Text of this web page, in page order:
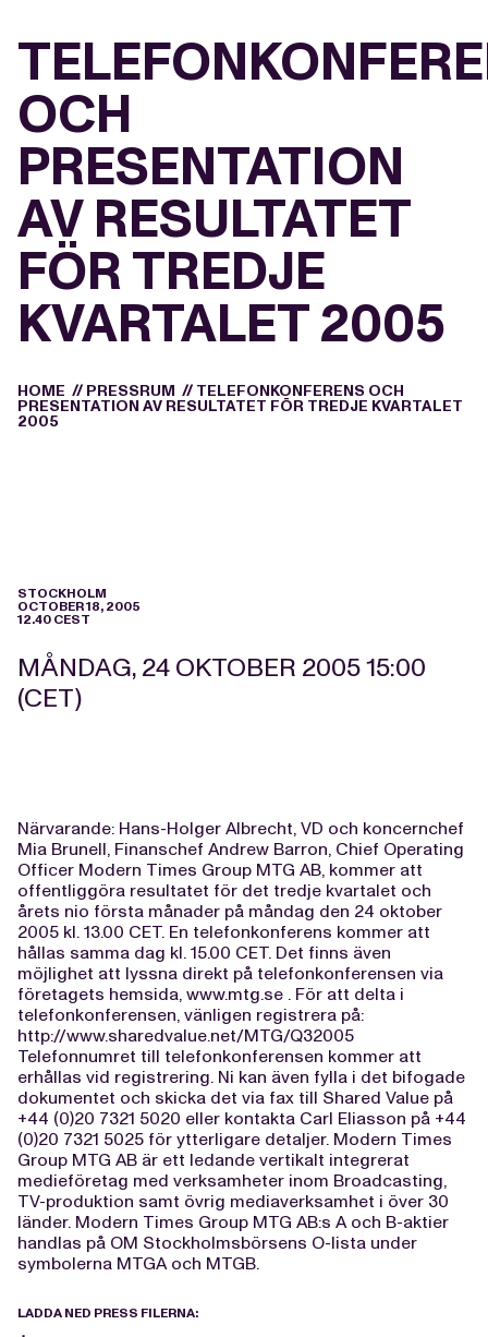
OCH
PRESENTATION
AV RESULTATET
FÖR TREDJE
KVARTALET 2005
HOME // PRESSRUM // TELEFONKONFERENS OCH
PRESENTATION AV RESULTATET FÖR TREDJE KVARTALET
2005
STOCKHOLM
OCTOBER 18, 2005
12.40 CEST
MÅNDAG, 24 OKTOBER 2005 15:00
(CET)
Närvarande: Hans-Holger Albrecht, VD och koncernchef
Mia Brunell, Finanschef Andrew Barron, Chief Operating
Officer Modern Times Group MTG AB, kommer att
offentliggöra resultatet för det tredje kvartalet och
årets nio första månader på måndag den 24 oktober
2005 kl. 13.00 CET. En telefonkonferens kommer att
hållas samma dag kl. 15.00 CET. Det finns även
möjlighet att lyssna direkt på telefonkonferensen via
företagets hemsida, www.mtg.se . För att delta i
telefonkonferensen, vänligen registrera på:
http://www.sharedvalue.net/MTG/Q32005
Telefonnumret till telefonkonferensen kommer att
erhållas vid registrering. Ni kan även fylla i det bifogade
dokumentet och skicka det via fax till Shared Value på
+44 (0)20 7321 5020 eller kontakta Carl Eliasson på +44
(0)20 7321 5025 för ytterligare detaljer. Modern Times
Group MTG AB är ett ledande vertikalt integrerat
medieföretag med verksamheter inom Broadcasting,
TV-produktion samt övrig mediaverksamhet i över 30
länder. Modern Times Group MTG AB:s A och B-aktier
handlas på OM Stockholmsbörsens O-lista under
symbolerna MTGA och MTGB.
LADDA NED PRESS FILERNA: